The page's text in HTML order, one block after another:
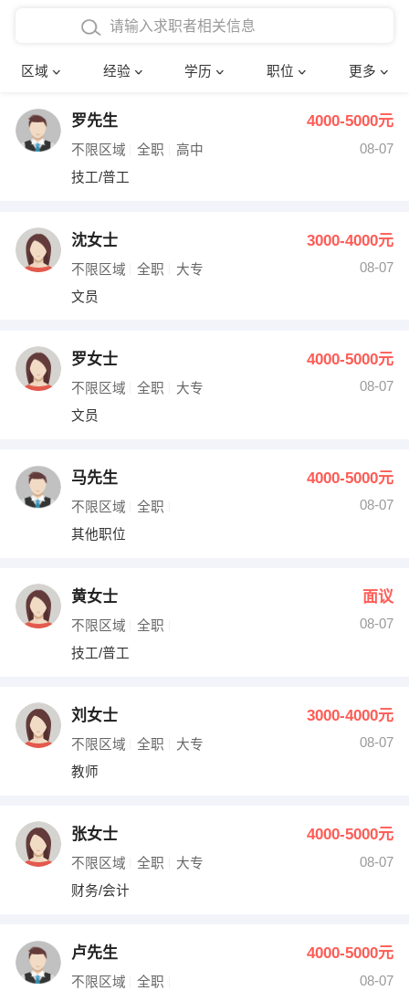
区域 经验 学历 职位 更多
在校学生工作经验
四年以上工作经验
五年以上工作经验
博士
文员 护士
财务会计
网络IT
收银员
水电/机修
编辑 法律
其他职位
确定
罗先生 4000-5000元
不限区域 全职 高中
08-07
技工/普工
沈女士 3000-4000元
不限区域 全职 大专
08-07
文员
罗女士 4000-5000元
不限区域 全职 大专
08-07
文员
马先生 4000-5000元
不限区域 全职
08-07
其他职位
黄女士 面议
不限区域 全职
08-07
技工/普工
刘女士 3000-4000元
不限区域 全职 大专
08-07
教师
张女士 4000-5000元
不限区域 全职 大专
08-07
财务/会计
卢先生 4000-5000元
不限区域 全职
08-07